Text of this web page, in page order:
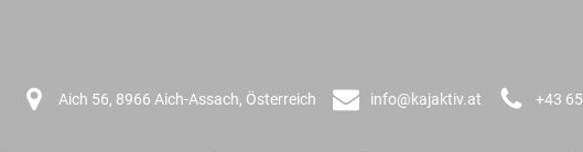
Aich 56, 8966 Aich-Assach, Österreich info@kajaktiv.at +43